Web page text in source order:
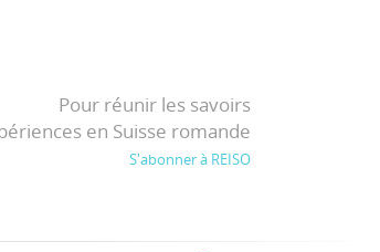
Pour réunir les savoirs
en Suisse romande
S'abonner à REISO